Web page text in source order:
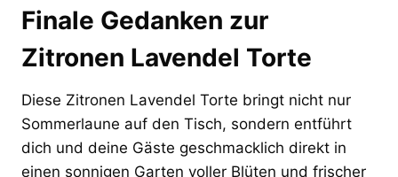
Finale Gedanken zur
Zitronen Lavendel Torte
Diese Zitronen Lavendel Torte bringt nicht nur
Sommerlaune auf den Tisch, sondern entführt
dich und deine Gäste geschmacklich direkt in
einen sonnigen Garten voller Blüten und frischer